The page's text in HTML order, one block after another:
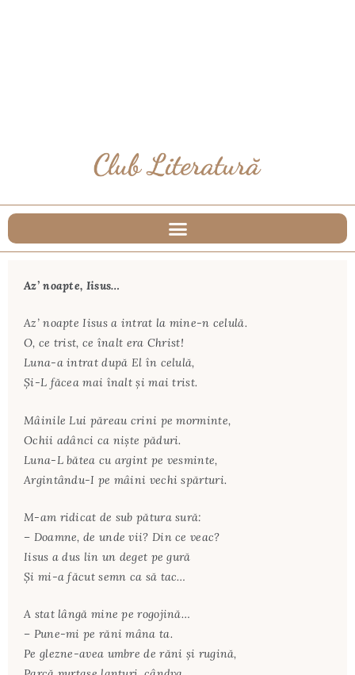
Az’ noapte, Iisus…
Az’ noapte Iisus a intrat la mine-n celulă.
O, ce trist, ce înalt era Christ!
Luna-a intrat după El în celulă,
Şi-L făcea mai înalt şi mai trist.
Mâinile Lui păreau crini pe morminte,
Ochii adânci ca nişte păduri.
Luna-L bătea cu argint pe vesminte,
Argintându-I pe mâini vechi spărturi.
M-am ridicat de sub pătura sură:
– Doamne, de unde vii? Din ce veac?
Iisus a dus lin un deget pe gură
Şi mi-a făcut semn ca să tac…
A stat lângă mine pe rogojină…
– Pune-mi pe răni mâna ta.
Pe glezne-avea umbre de răni şi rugină,